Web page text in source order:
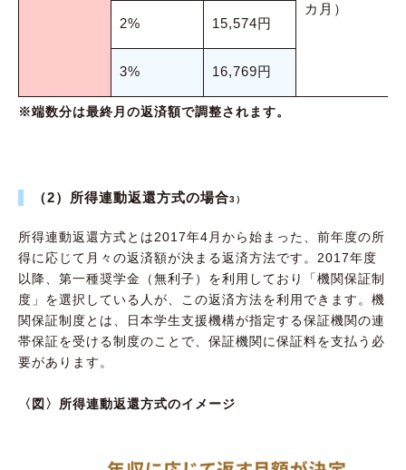
カ月）
2% 15,574円
3% 16,769円
※端数分は最終月の返済額で調整されます。
（2）所得連動返還方式の場合3）
所得連動返還方式とは2017年4月から始まった、前年度の所
得に応じて月々の返済額が決まる返済方法です。2017年度
以降、第一種奨学金（無利子）を利用しており「機関保証制
度」を選択している人が、この返済方法を利用できます。機
関保証制度とは、日本学生支援機構が指定する保証機関の連
帯保証を受ける制度のことで、保証機関に保証料を支払う必
要があります。
〈図〉所得連動返還方式のイメージ